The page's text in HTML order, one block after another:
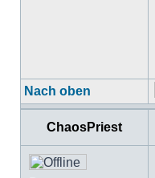
Nach oben
ChaosPriest